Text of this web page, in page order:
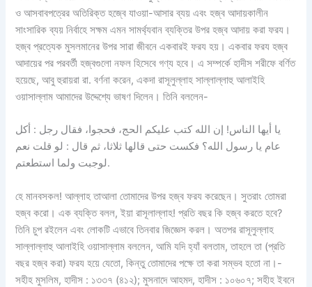
ও আসবাবপত্রের অতিরিক্ত হজ্বে যাওয়া-আসার ব্যয় এবং হজ্ব আদায়কালীন
সাংসারিক ব্যয় নির্বাহে সক্ষম এমন সামর্থ্যবান ব্যক্তির উপর হজ্ব আদায় করা ফরয।
হজ্ব প্রত্যেক মুসলমানের উপর সারা জীবনে একবারই ফরয হয়। একবার ফরয হজ্ব
আদায়ের পর পরবর্তী হজ্বগুলো নফল হিসেবে গণ্য হবে। এ সম্পর্কে হাদীস শরীফে বর্ণিত
হয়েছে, আবু হুরায়রা রা. বর্ণনা করেন, একদা রাসূলুল্লাহ সাল্লাল্লাহু আলাইহি
ওয়াসাল্লাম আমাদের উদ্দেশ্যে ভাষণ দিলেন। তিনি বললেন-
يا أيها الناس! إن الله كتب عليكم الحج، فحجوا، فقال رجل : أكل
عام يا رسول الله؟ فكست حتى قالها ثلاثا، ثم قال : لو قلت نعم
لوجبت ولما استطعتم.
হে মানবসকল! আল্লাহ তাআলা তোমাদের উপর হজ্ব ফরয করেছেন। সুতরাং তোমরা
হজ্ব করো। এক ব্যক্তি বলল, ইয়া রাসূলাল্লাহ! প্রতি বছর কি হজ্ব করতে হবে?
তিনি চুপ রইলেন এবং লোকটি এভাবে তিনবার জিজ্ঞেস করল। অতপর রাসূলুল্লাহ
সাল্লাল্লাহু আলাইহি ওয়াসাল্লাম বললেন, আমি যদি হ্যাঁ বলতাম, তাহলে তা (প্রতি
বছর হজ্ব করা) ফরয হয়ে যেতো, কিন্তু তোমাদের পক্ষে তা করা সম্ভব হতো না।-
সহীহ মুসলিম, হাদীস : ১৩৩৭ (৪১২); মুসনাদে আহমদ, হাদীস : ১০৬০৭; সহীহ ইবনে